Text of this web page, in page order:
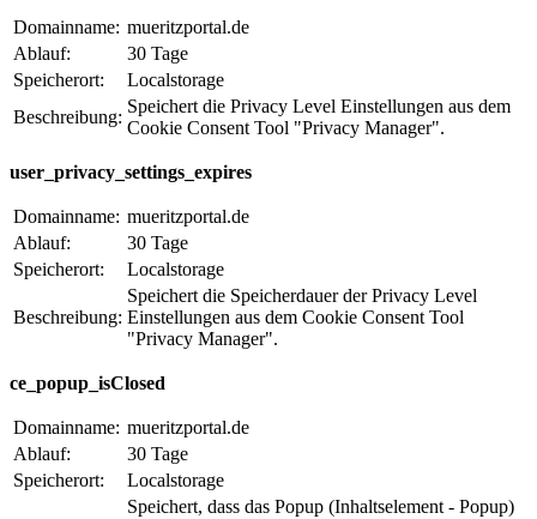
Domainname: mueritzportal.de
Ablauf:
30 Tage
Speicherort:
Localstorage
Beschreibung:
Speichert die Privacy Level Einstellungen aus dem
Cookie Consent Tool "Privacy Manager".
user_privacy_settings_expires
Domainname: mueritzportal.de
Ablauf:
30 Tage
Speicherort:
Localstorage
Beschreibung:
Speichert die Speicherdauer der Privacy Level
Einstellungen aus dem Cookie Consent Tool
"Privacy Manager".
ce_popup_isClosed
Domainname: mueritzportal.de
Ablauf:
30 Tage
Speicherort:
Localstorage
Speichert, dass das Popup (Inhaltselement - Popup)